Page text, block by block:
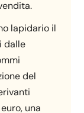
lapidario il
dalle
del
una